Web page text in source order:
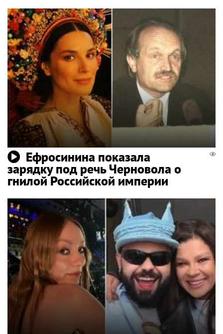
Ефросинина показала
зарядку под речь Черновола о
гнилой Российской империи